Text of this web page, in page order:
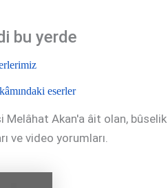
bu yerde
eserler
Akan'a âit olan, bûselik
ve video yorumları.